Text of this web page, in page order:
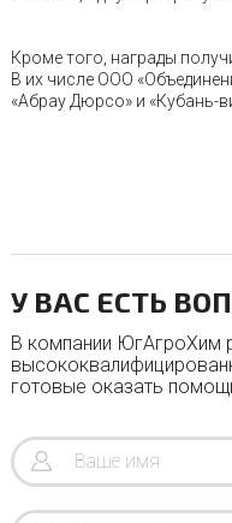
Кроме того, награды
В их числе ООО
«Абрау Дюрсо» и «Кубань-
У ВАС ЕСТЬ
В компании ЮгАгроХим
готовые оказать